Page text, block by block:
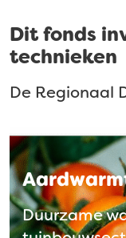
Dit fonds
technieken
De Regionaal
Duurzame